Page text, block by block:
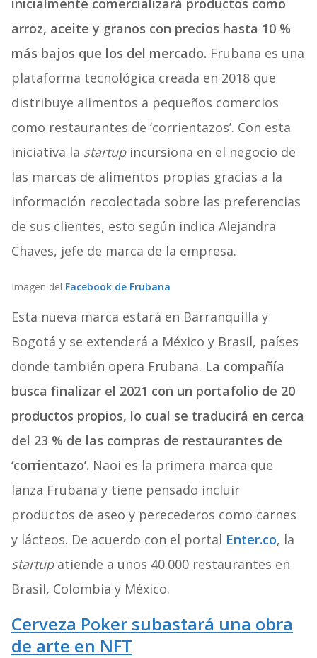
arroz, aceite y granos con precios hasta 10 %
más bajos que los del mercado. Frubana es una
plataforma tecnológica creada en 2018 que
distribuye alimentos a pequeños comercios
como restaurantes de ‘corrientazos’. Con esta
iniciativa la startupincursiona en el negocio de
las marcas de alimentos propias gracias a la
información recolectada sobre las preferencias
de sus clientes, esto según indica Alejandra
Chaves, jefe de marca de la empresa.
Imagen del Facebook de Frubana
Esta nueva marca estará en Barranquilla y
Bogotá y se extenderá a México y Brasil, países
donde también opera Frubana. La compañía
busca finalizar el 2021 con un portafolio de 20
productos propios, lo cual se traducirá en cerca
del 23 % de las compras de restaurantes de
‘corrientazo’. Naoi es la primera marca que
lanza Frubana y tiene pensado incluir
productos de aseo y perecederos como carnes
y lácteos. De acuerdo con el portal Enter.co, la
startupatiende a unos 40.000 restaurantes en
Brasil, Colombia y México.
Cerveza Poker subastará una obra
de arte en NFT